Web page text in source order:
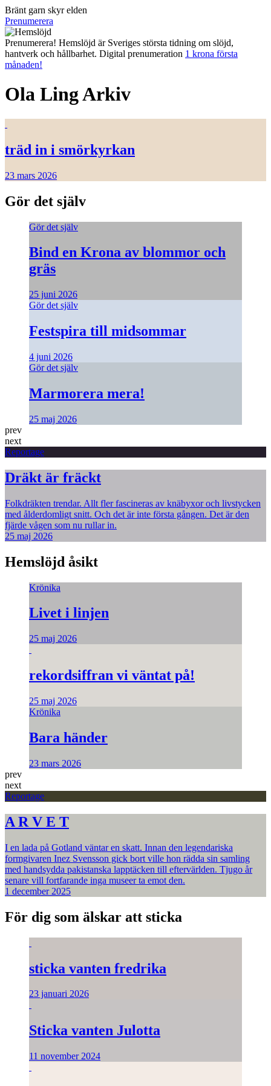
Bränt garn skyr elden
Prenumerera
Prenumerera! Hemslöjd är Sveriges största tidning om slöjd,
hantverk och hållbarhet. Digital prenumeration 1 krona första
månaden!
Ola LingArkiv
träd in i smörkyrkan
23 mars 2026
Gör det själv
Gör det själv
Bind en Krona av blommor och
gräs
25 juni 2026
Gör det själv
Festspira till midsommar
4 juni 2026
Gör det själv
Marmorera mera!
25 maj 2026
prev
next
Reportage
Dräkt är fräckt
Folkdräkten trendar. Allt fler fascineras av knäbyxor och livstycken
med ålderdomligt snitt. Och det är inte första gången. Det är den
fjärde vågen som nu rullar in.
25 maj 2026
Hemslöjd åsikt
Krönika
Livet i linjen
25 maj 2026
rekordsiffran vi väntat på!
25 maj 2026
Krönika
Bara händer
23 mars 2026
prev
next
Reportage
A R V E T
I en lada på Gotland väntar en skatt. Innan den legendariska
formgivaren Inez Svensson gick bort ville hon rädda sin samling
med handsydda pakistanska lapptäcken till eftervärlden. Tjugo år
senare vill fortfarande inga museer ta emot den.
1 december 2025
För dig som älskar att sticka
sticka vanten fredrika
23 januari 2026
Sticka vanten Julotta
11 november 2024